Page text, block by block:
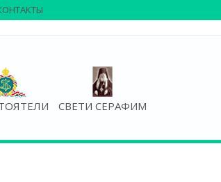
СВЕТИ СЕРАФИМ